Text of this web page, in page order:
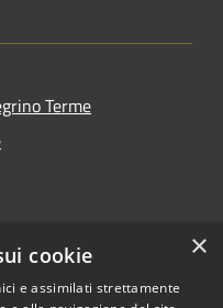
Terme
×
cookie
e assimilati strettamente